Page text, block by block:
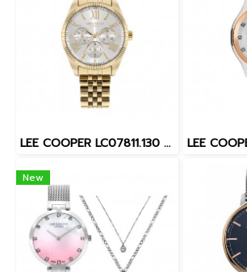
LEE COOPER LC07811.130 LC07811.130 37 MM. นาฬิกาข้อมือผู้หญิง สี Gold
New